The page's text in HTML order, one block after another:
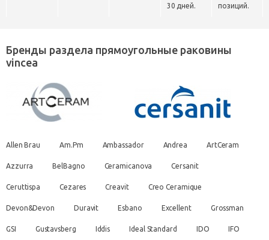
30 дней.
позиций.
Бренды раздела прямоугольные раковины
vincea
Allen Brau Am.Pm Ambassador Andrea ArtCeram
Azzurra BelBagno Ceramicanova Cersanit
Ceruttispa Cezares Creavit Creo Ceramique
Devon&Devon Duravit Esbano Excellent Grossman
GSI Gustavsberg Iddis Ideal Standard IDO IFO